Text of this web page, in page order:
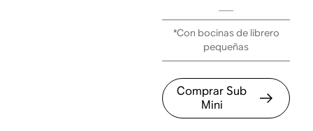
*Con bocinas de librero
pequeñas
Comprar Sub
Mini